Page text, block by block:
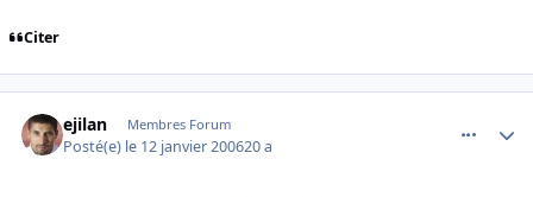
Citer
ejilan Membres Forum
Posté(e) le 12 janvier 200620 a